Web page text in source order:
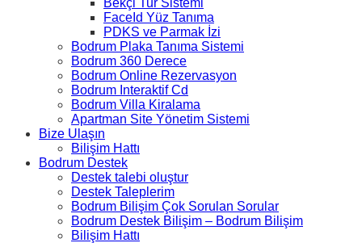
Bekçi Tur Sistemi
FaceId Yüz Tanıma
PDKS ve Parmak İzi
Bodrum Plaka Tanıma Sistemi
Bodrum 360 Derece
Bodrum Online Rezervasyon
Bodrum Interaktif Cd
Bodrum Villa Kiralama
Apartman Site Yönetim Sistemi
Bize Ulaşın
Bilişim Hattı
Bodrum Destek
Destek talebi oluştur
Destek Taleplerim
Bodrum Bilişim Çok Sorulan Sorular
Bodrum Destek Bilişim – Bodrum Bilişim
Bilişim Hattı